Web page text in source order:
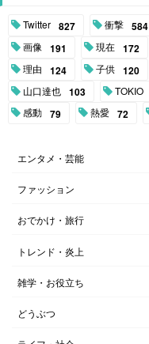
Twitter 827 衝撃 584
画像 191 現在 172
理由 124 子供 120
山口達也 103 TOKIO
感動 79 熱愛 72
エンタメ・芸能
ファッション
おでかけ・旅行
トレンド・炎上
雑学・お役立ち
どうぶつ